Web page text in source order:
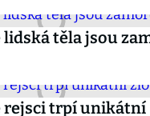
těla jsou
rejsci trpí unikátní